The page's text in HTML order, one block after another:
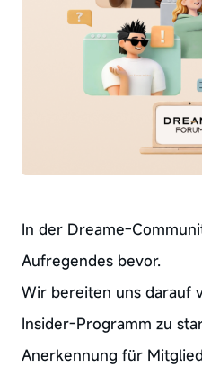
In der Dreame-
Aufregendes bevor.
Wir bereiten uns darauf
Insider-Programm zu
Anerkennung für